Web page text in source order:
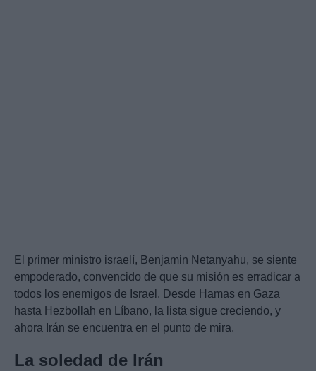
El primer ministro israelí, Benjamin Netanyahu, se siente
empoderado, convencido de que su misión es erradicar a
todos los enemigos de Israel. Desde Hamas en Gaza
hasta Hezbollah en Líbano, la lista sigue creciendo, y
ahora Irán se encuentra en el punto de mira.
La soledad de Irán